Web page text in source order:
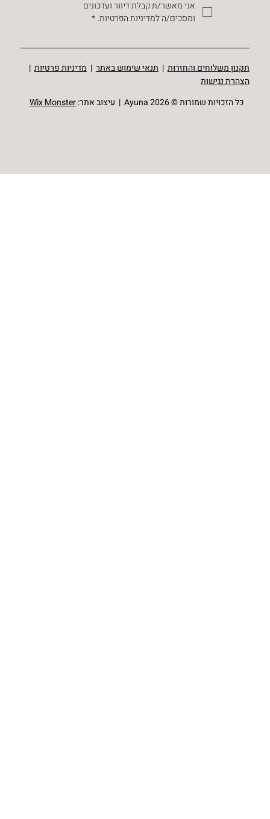
ומסכים/ה למדיניות הפרטיות. *
כל הזכויות שמורות © Ayuna 2026 | עיצוב אתר: Wix Monster
תקנון משלוחים והחזרות | תנאי שימוש באתר | מדיניות פרטיות |
הצהרת נגישות